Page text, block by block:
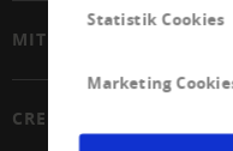
Statistik Cookies
Marketing
MITGLIEDSCHAFT
CREDITREFORM